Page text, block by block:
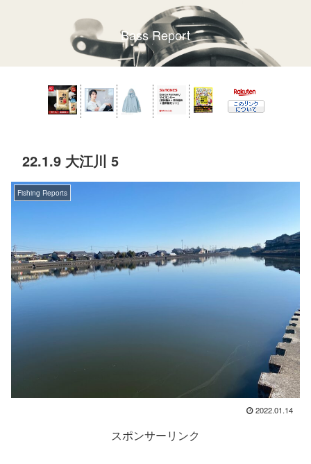
Bass Report
22.1.9 大江川 5
Fishing Reports
2022.01.14
スポンサーリンク